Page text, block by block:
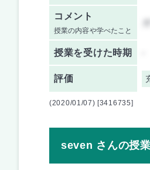
コメント
授業の内容や学べたこと
授業を受けた時期
評価
(2020/01/07) [3416735]
seven さんの授